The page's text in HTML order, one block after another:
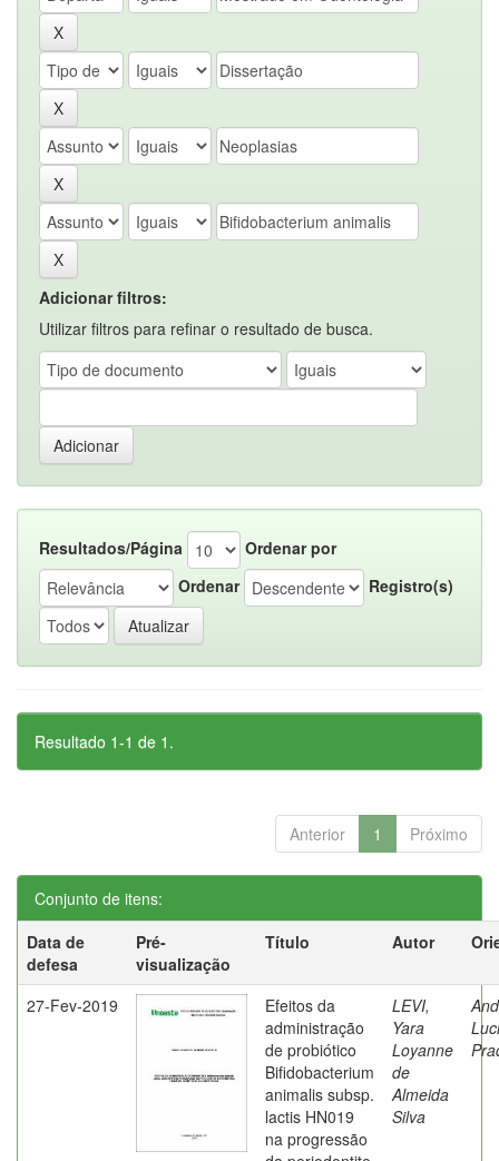
Adicionar filtros:
Utilizar filtros para refinar o resultado de busca.
Resultados/Página
Ordenar por
Ordenar
Registro(s)
Resultado 1-1 de 1.
Anterior 1 Próximo
Conjunto de itens:
Data de
defesa
Pré-
visualização
Título Autor
27-Fev-2019
Efeitos da
administração
de probiótico
Bifidobacterium
animalis subsp.
lactis HN019
na progressão
LEVI,
Yara
Loyanne
de
Almeida
Silva